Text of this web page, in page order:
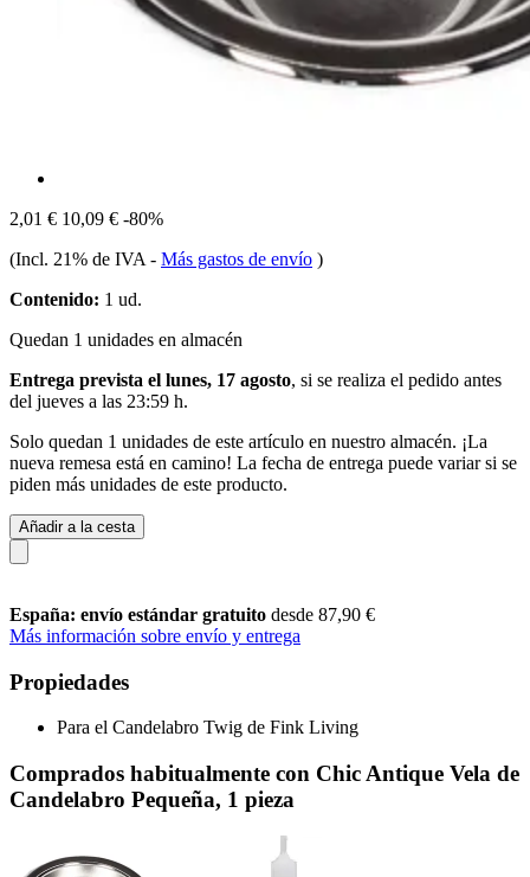
2,01 € 10,09 € -80%
(Incl. 21% de IVA - Más gastos de envío )
Contenido: 1 ud.
Quedan 1 unidades en almacén
Entrega prevista el lunes, 17 agosto, si se realiza el pedido antes
del jueves a las 23:59 h.
Solo quedan 1 unidades de este artículo en nuestro almacén. ¡La
nueva remesa está en camino! La fecha de entrega puede variar si se
piden más unidades de este producto.
Añadir a la cesta
España: envío estándar gratuito desde 87,90 €
Más información sobre envío y entrega
Propiedades
Para el Candelabro Twig de Fink Living
Comprados habitualmente con Chic Antique Vela de
Candelabro Pequeña, 1 pieza